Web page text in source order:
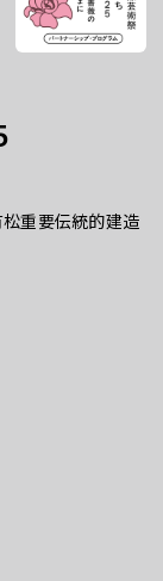
松重要伝統的建造